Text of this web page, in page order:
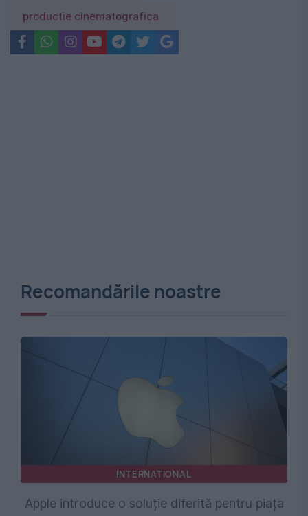
productie cinematografica
Recomandările noastre
INTERNATIONAL
Apple introduce o soluție diferită pentru piața